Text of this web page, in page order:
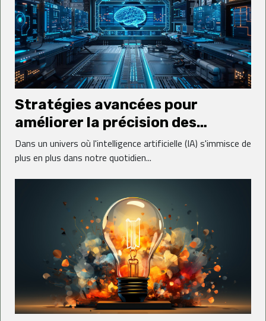
Stratégies avancées pour
améliorer la précision des
détecteurs d'IA
Dans un univers où l'intelligence artificielle (IA) s'immisce de
plus en plus dans notre quotidien...